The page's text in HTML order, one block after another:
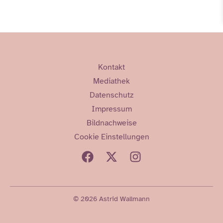
Kontakt
Mediathek
Datenschutz
Impressum
Bildnachweise
Cookie Einstellungen
© 2026 Astrid Wallmann